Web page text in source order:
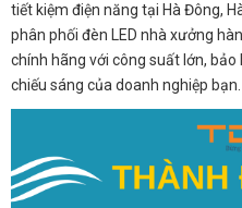
tiết kiệm điện năng tại Hà Đông,
phân phối đèn LED nhà xưởng
chính hãng với công suất lớn,
chiếu sáng của doanh nghiệp bạn.